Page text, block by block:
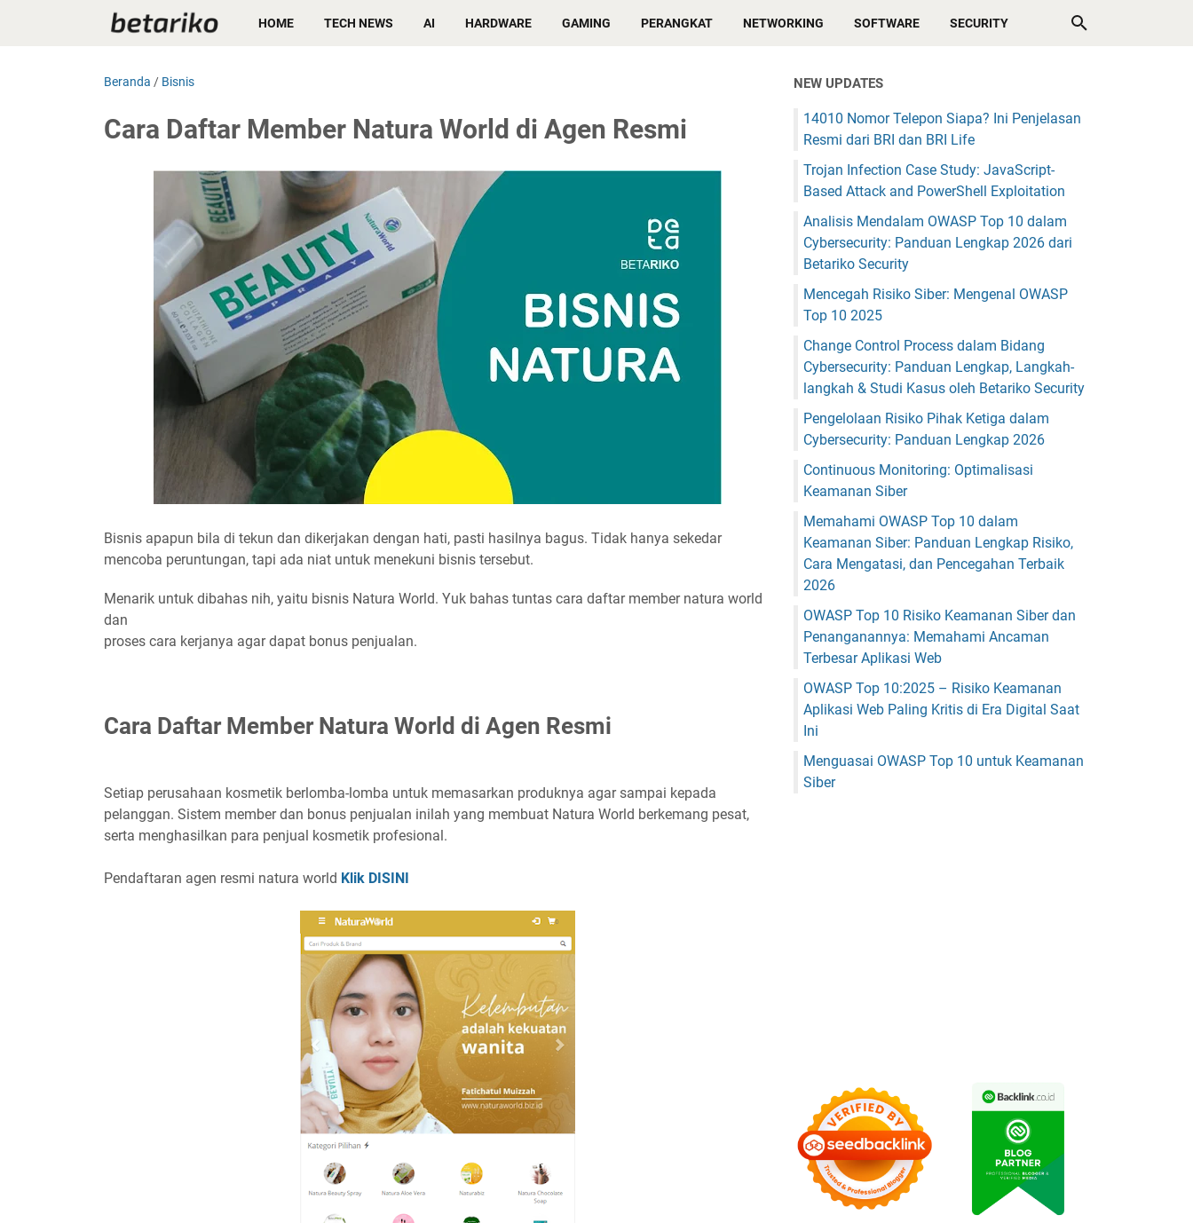
HOME TECH NEWS AI HARDWARE GAMING PERANGKAT NETWORKING SOFTWARE SECURITY
Beranda / Bisnis
Cara Daftar Member Natura World di Agen Resmi
Bisnis apapun bila di tekun dan dikerjakan dengan hati, pasti hasilnya bagus. Tidak hanya sekedar
mencoba peruntungan, tapi ada niat untuk menekuni bisnis tersebut.
Menarik untuk dibahas nih, yaitu bisnis Natura World. Yuk bahas tuntas cara daftar member natura world
dan
proses cara kerjanya agar dapat bonus penjualan.
Cara Daftar Member Natura World di Agen Resmi
Setiap perusahaan kosmetik berlomba-lomba untuk memasarkan produknya agar sampai kepada
pelanggan. Sistem member dan bonus penjualan inilah yang membuat Natura World berkemang pesat,
serta menghasilkan para penjual kosmetik profesional.
Pendaftaran agen resmi natura world Klik DISINI
NEW UPDATES
14010 Nomor Telepon Siapa? Ini Penjelasan
Resmi dari BRI dan BRI Life
Trojan Infection Case Study: JavaScript-
Based Attack and PowerShell Exploitation
Analisis Mendalam OWASP Top 10 dalam
Cybersecurity: Panduan Lengkap 2026 dari
Betariko Security
Mencegah Risiko Siber: Mengenal OWASP
Top 10 2025
Change Control Process dalam Bidang
Cybersecurity: Panduan Lengkap, Langkah-
langkah & Studi Kasus oleh Betariko Security
Pengelolaan Risiko Pihak Ketiga dalam
Cybersecurity: Panduan Lengkap 2026
Continuous Monitoring: Optimalisasi
Keamanan Siber
Memahami OWASP Top 10 dalam
Keamanan Siber: Panduan Lengkap Risiko,
Cara Mengatasi, dan Pencegahan Terbaik
2026
OWASP Top 10 Risiko Keamanan Siber dan
Penanganannya: Memahami Ancaman
Terbesar Aplikasi Web
OWASP Top 10:2025 – Risiko Keamanan
Aplikasi Web Paling Kritis di Era Digital Saat
Ini
Menguasai OWASP Top 10 untuk Keamanan
Siber